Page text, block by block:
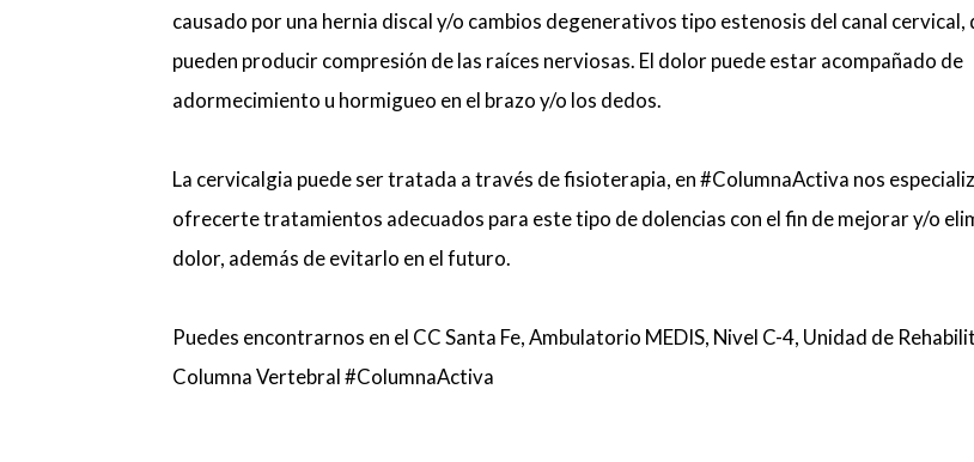
causado por una hernia discal y/o cambios degenerativos tipo estenosis del canal cervical,
pueden producir compresión de las raíces nerviosas. El dolor puede estar acompañado de
adormecimiento u hormigueo en el brazo y/o los dedos.
La cervicalgia puede ser tratada a través de fisioterapia, en #ColumnaActiva nos
ofrecerte tratamientos adecuados para este tipo de dolencias con el fin de mejorar y/o
dolor, además de evitarlo en el futuro.
Puedes encontrarnos en el CC Santa Fe, Ambulatorio MEDIS, Nivel C-4, Unidad de
Columna Vertebral #ColumnaActiva